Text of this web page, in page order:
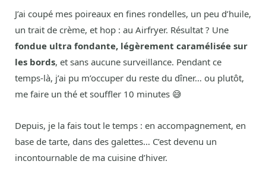
J’ai coupé mes poireaux en fines rondelles, un peu d’huile,
un trait de crème, et hop : au Airfryer. Résultat ? Une
fondue ultra fondante, légèrement caramélisée sur
les bords, et sans aucune surveillance. Pendant ce
temps-là, j’ai pu m’occuper du reste du dîner… ou plutôt,
me faire un thé et souffler 10 minutes 😅
Depuis, je la fais tout le temps : en accompagnement, en
base de tarte, dans des galettes… C’est devenu un
incontournable de ma cuisine d’hiver.